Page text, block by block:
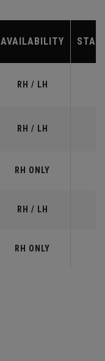
AVAILABILITY
RH / LH
RH / LH
RH ONLY
RH / LH
RH ONLY